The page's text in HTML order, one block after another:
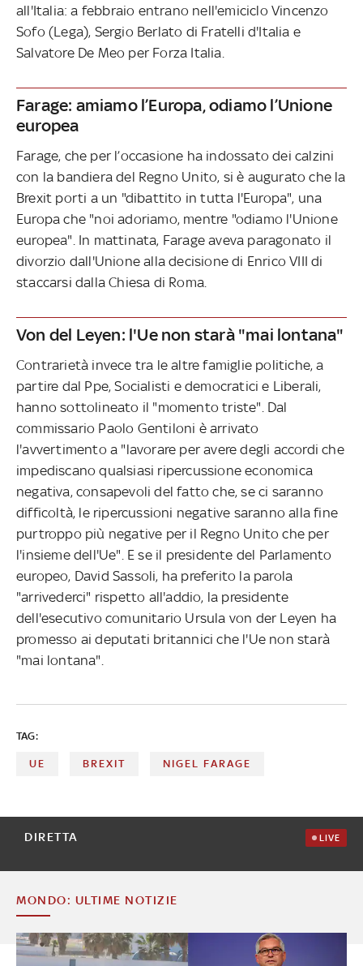
all'Italia: a febbraio entrano nell'emiciclo Vincenzo
Sofo (Lega), Sergio Berlato di Fratelli d'Italia e
Salvatore De Meo per Forza Italia.
Farage: amiamo l’Europa, odiamo l’Unione
europea
Farage, che per l’occasione ha indossato dei calzini
con la bandiera del Regno Unito, si è augurato che la
Brexit porti a un "dibattito in tutta l'Europa", una
Europa che "noi adoriamo, mentre "odiamo l'Unione
europea". In mattinata, Farage aveva paragonato il
divorzio dall'Unione alla decisione di Enrico VIII di
staccarsi dalla Chiesa di Roma.
Von del Leyen: l'Ue non starà "mai lontana"
Contrarietà invece tra le altre famiglie politiche, a
partire dal Ppe, Socialisti e democratici e Liberali,
hanno sottolineato il "momento triste". Dal
commissario Paolo Gentiloni è arrivato
l'avvertimento a "lavorare per avere degli accordi che
impediscano qualsiasi ripercussione economica
negativa, consapevoli del fatto che, se ci saranno
difficoltà, le ripercussioni negative saranno alla fine
purtroppo più negative per il Regno Unito che per
l'insieme dell'Ue". E se il presidente del Parlamento
europeo, David Sassoli, ha preferito la parola
"arrivederci" rispetto all'addio, la presidente
dell'esecutivo comunitario Ursula von der Leyen ha
promesso ai deputati britannici che l'Ue non starà
"mai lontana".
TAG:
UE BREXIT NIGEL FARAGE
DIRETTA LIVE
MONDO: ULTIME NOTIZIE